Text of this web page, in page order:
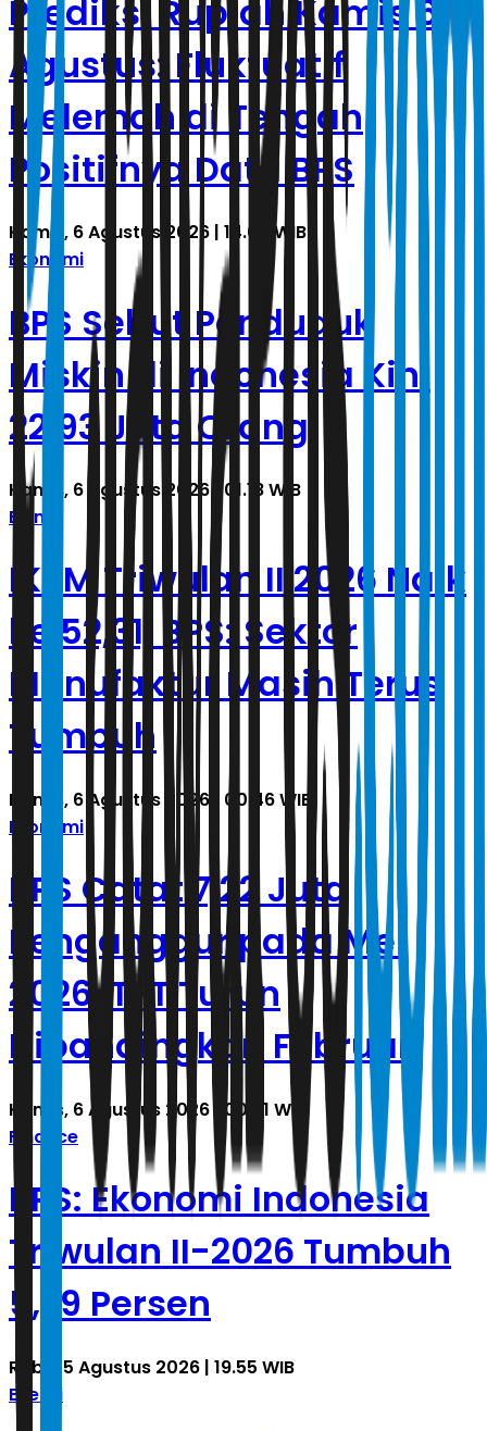
Prediksi Rupiah Kamis 6
Agustus: Fluktuatif
Melemah di Tengah
Positifnya Data BPS
Kamis, 6 Agustus 2026 | 14.09 WIB
Ekonomi
BPS Sebut Penduduk
Miskin di Indonesia Kini
22,93 Juta Orang
Kamis, 6 Agustus 2026 | 01.18 WIB
Bisnis
IKBM Triwulan II 2026 Naik
ke 52,31, BPS: Sektor
Manufaktur Masih Terus
Tumbuh
Kamis, 6 Agustus 2026 | 00.46 WIB
Ekonomi
BPS Catat 7,22 Juta
Penganggur pada Mei
2026, TPT Turun
Dibandingkan Februari
Kamis, 6 Agustus 2026 | 00.31 WIB
Finance
BPS: Ekonomi Indonesia
Triwulan II-2026 Tumbuh
5,29 Persen
Rabu, 5 Agustus 2026 | 19.55 WIB
Energi